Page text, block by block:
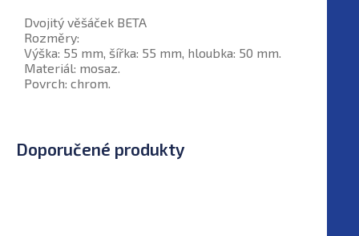
Dvojitý věšáček BETA
Rozměry:
Výška: 55 mm, šířka: 55 mm, hloubka: 50 mm.
Materiál: mosaz.
Povrch: chrom.
Doporučené produkty